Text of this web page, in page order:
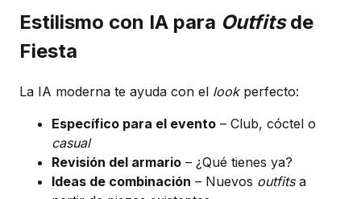
Estilismo con IA para Outfitsde
Fiesta
La IA moderna te ayuda con el lookperfecto:
Específico para el evento – Club, cóctel o
casual
Revisión del armario – ¿Qué tienes ya?
Ideas de combinación – Nuevos outfitsa